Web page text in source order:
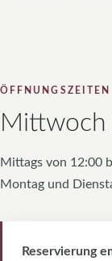
ÖFFNUNGSZEITEN
Mittwoch
Mittags von 12:00
Montag und
Reservierung